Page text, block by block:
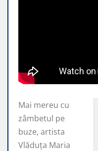
Mai mereu cu
zâmbetul pe
buze, artista
Vlăduța Maria